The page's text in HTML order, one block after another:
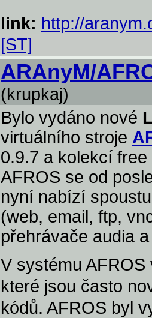
link: http://
[ST]
ARAnyM/
(krupkaj)
Bylo vydáno nové
virtuálního stroje
0.9.7 a kolekcí
AFROS se od
nyní nabízí
(web, email, ftp,
přehrávače audia
V systému
které jsou často
kódů. AFROS byl